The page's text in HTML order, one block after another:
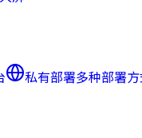
私有部署多种部署